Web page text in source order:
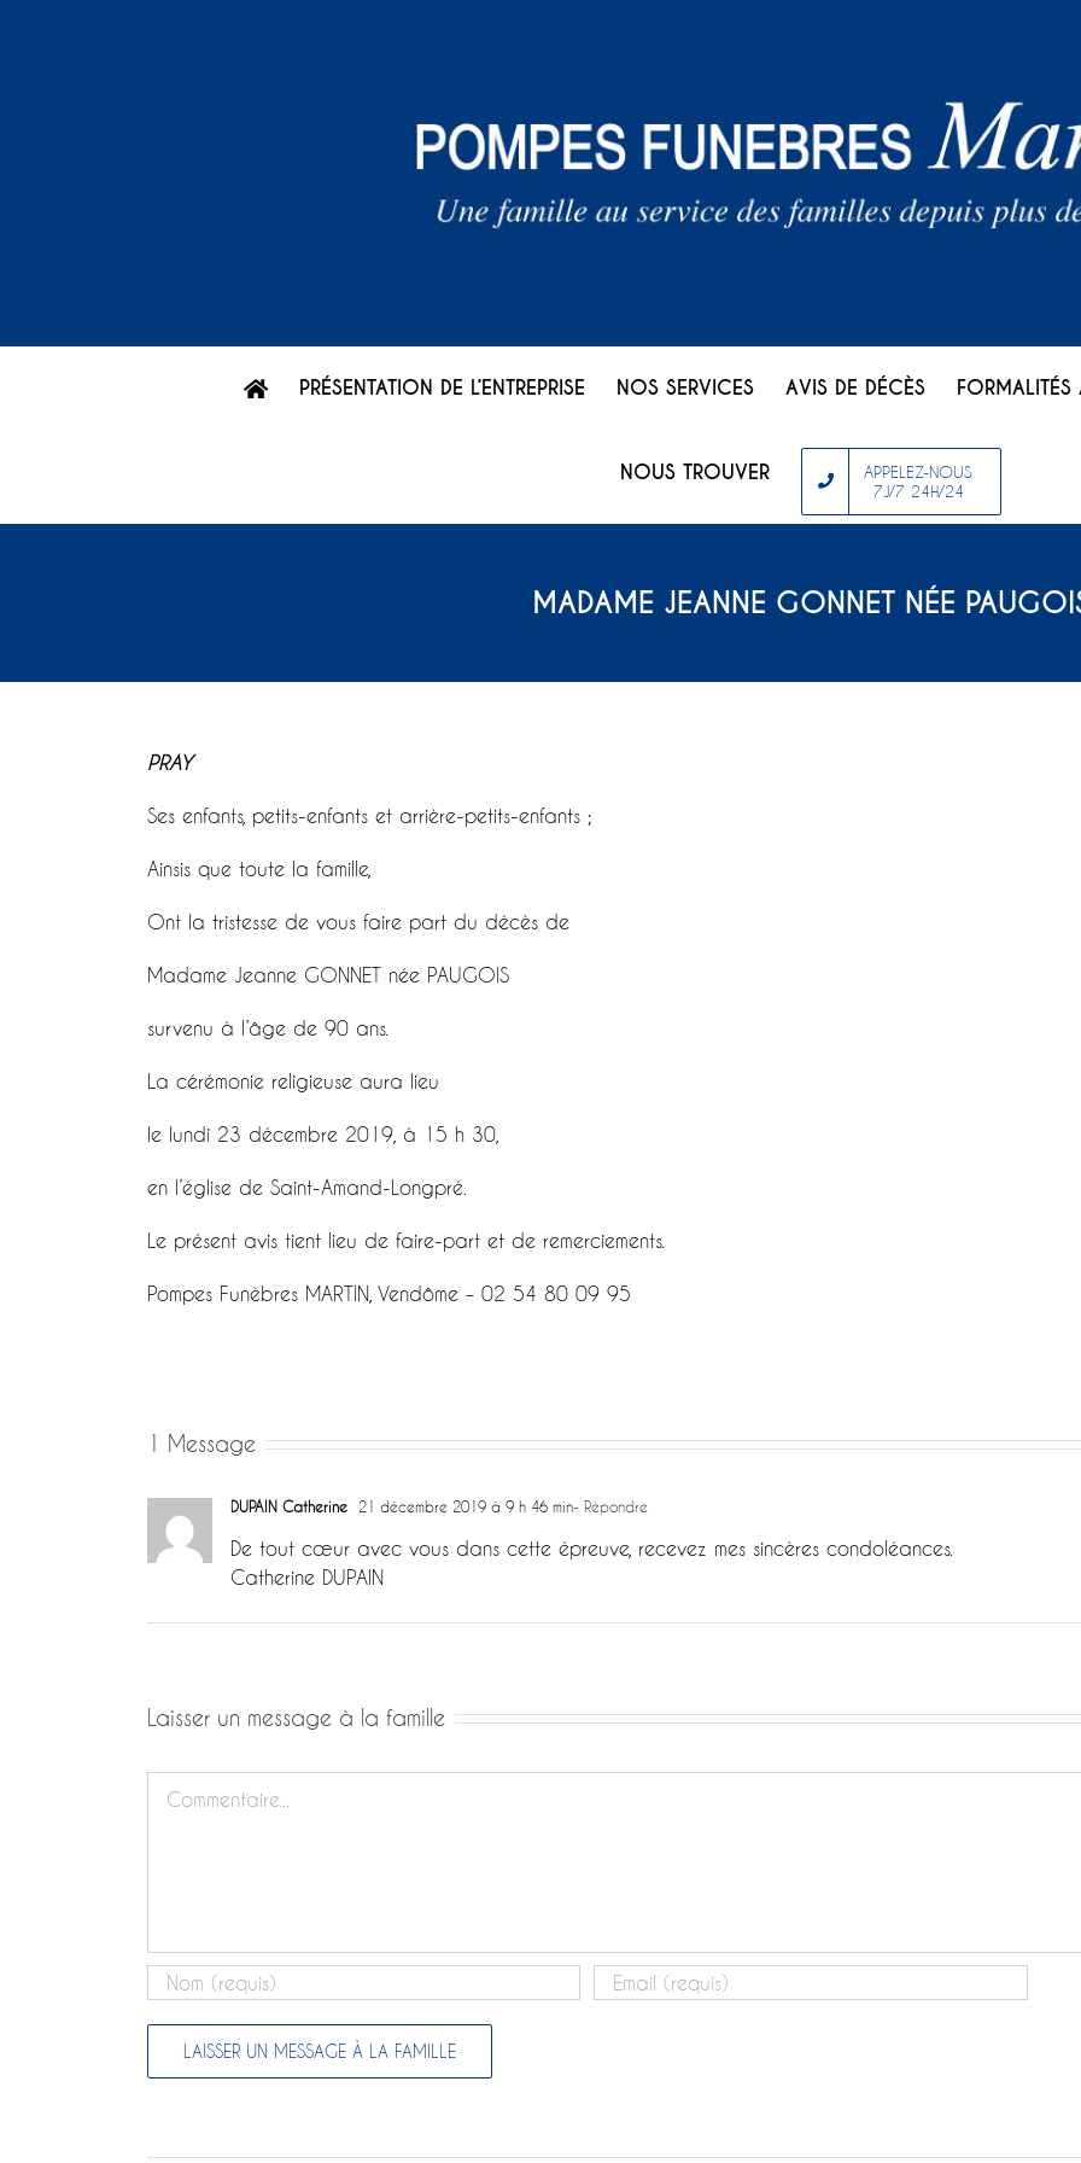
PRÉSENTATION DE L’ENTREPRISE NOS SERVICES AVIS DE DÉCÈS FORMALITÉS
NOUS TROUVER
APPELEZ-NOUS
7J/7 24H/24
MADAME JEANNE GONNET NÉE
PRAY
Ses enfants, petits-enfants et arrière-petits-enfants ;
Ainsis que toute la famille,
Ont la tristesse de vous faire part du décès de
Madame Jeanne GONNET née PAUGOIS
survenu à l’âge de 90 ans.
La cérémonie religieuse aura lieu
le lundi 23 décembre 2019, à 15 h 30,
en l’église de Saint-Amand-Longpré.
Le présent avis tient lieu de faire-part et de remerciements.
Pompes Funèbres MARTIN, Vendôme – 02 54 80 09 95
1 Message
DUPAIN Catherine 21 décembre 2019 à 9 h 46 min- Répondre
De tout cœur avec vous dans cette épreuve, recevez mes sincères condoléances.
Catherine DUPAIN
Laisser un message à la famille